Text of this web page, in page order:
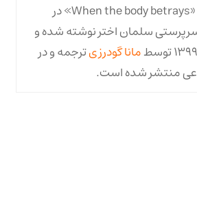
این مقاله با عنوان «When the body betrays» در
سلمان اختر نوشته شده و
مانا گودرزیترجمه و در
منتشر شده است.